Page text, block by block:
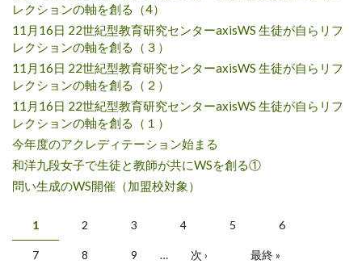
レクションの軸を創る（4）
11月16日 22世紀型教育研究センターaxisWS 生徒が自らリフ
レクションの軸を創る（３）
11月16日 22世紀型教育研究センターaxisWS 生徒が自らリフ
レクションの軸を創る（２）
11月16日 22世紀型教育研究センターaxisWS 生徒が自らリフ
レクションの軸を創る（１）
今年度のアクレディテーション始まる
和洋九段女子で生徒と教師が共にWSを創る①
問い生成のWS開催（加盟校対象）
ページ
1 2 3 4 5 6
7 8 9 … 次 › 最終 »